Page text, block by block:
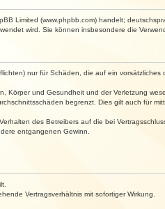
Limited (www.phpbb.com) handelt;
wird. Sie können insbesondere die
nur für Schäden, die auf ein vorsätzliches
Körper und Gesundheit und der Verletzung
begrenzt. Dies gilt auch für
des Betreibers auf die bei
entgangenen Gewinn.
Vertragsverhältnis mit sofortiger Wirkung.